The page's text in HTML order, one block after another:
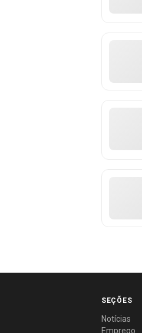
SEÇÕES
Notícias
Emprego